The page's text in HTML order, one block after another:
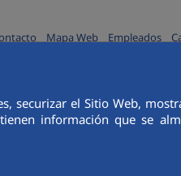
securizar el Sitio Web,
información que se
Mapa Web Empleados